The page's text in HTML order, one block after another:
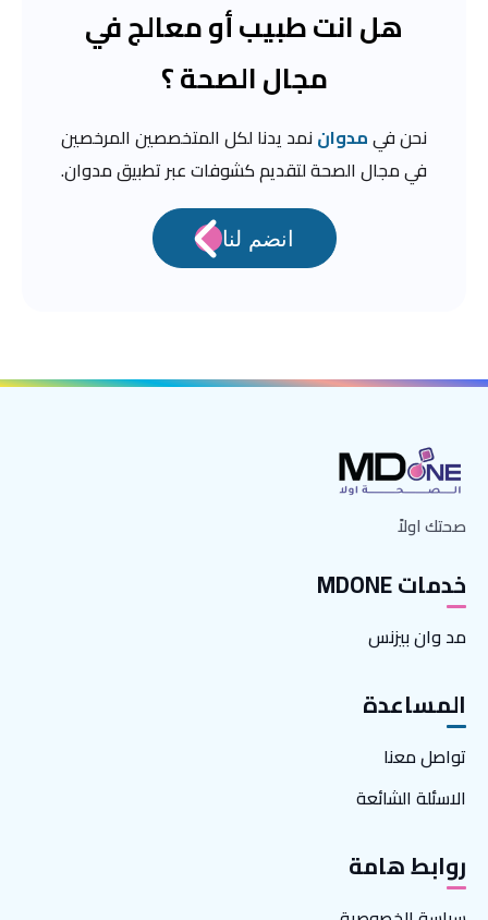
هل انت طبيب أو معالج في
مجال الصحة ؟
نحن فيمدوان نمد يدنا لكل المتخصصين المرخصين
في مجال الصحة لتقديم كشوفات عبر تطبيق مدوان.
انضم لنا
صحتك اولاً
خدمات MDONE
مد وان بيزنس
المساعدة
تواصل معنا
الاسئلة الشائعة
روابط هامة